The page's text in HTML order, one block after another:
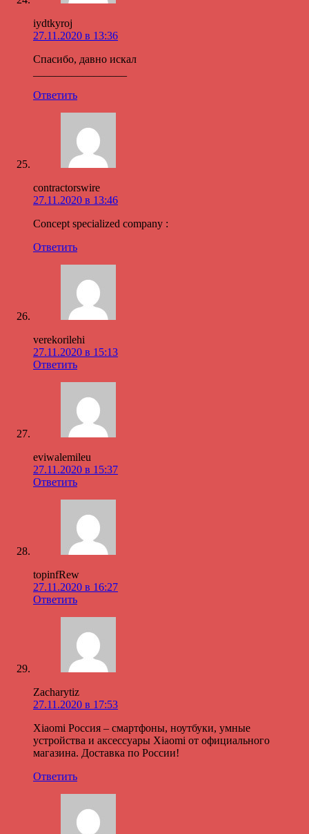
iydtkyroj
27.11.2020 в 13:36
Спасибо, давно искал
Ответить
contractorswire
27.11.2020 в 13:46
Concept specialized company :
Ответить
verekorilehi
27.11.2020 в 15:13
Ответить
eviwalemileu
27.11.2020 в 15:37
Ответить
topinfRew
27.11.2020 в 16:27
Ответить
Zacharytiz
27.11.2020 в 17:53
Xiaomi Россия – смартфоны, ноутбуки, умные
устройства и аксессуары Xiaomi от официального
магазина. Доставка по России!
Ответить